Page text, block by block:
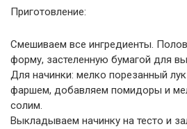
Приготовление:
Смешиваем все ингредиенты.
форму, застеленную бумагой для
Для начинки: мелко порезанный
фаршем, добавляем помидоры и
солим.
Выкладываем начинку на тесто и